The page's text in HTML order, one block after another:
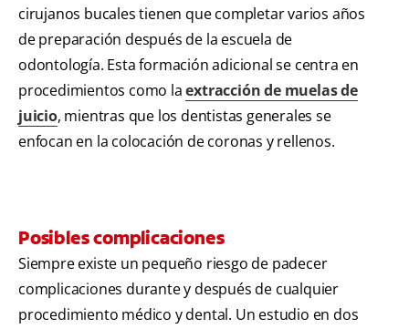
cirujanos bucales tienen que completar varios años
de preparación después de la escuela de
odontología. Esta formación adicional se centra en
procedimientos como laextracción de muelas de
juicio, mientras que los dentistas generales se
enfocan en la colocación de coronas y rellenos.
Posibles complicaciones
Siempre existe un pequeño riesgo de padecer
complicaciones durante y después de cualquier
procedimiento médico y dental. Un estudio en dos